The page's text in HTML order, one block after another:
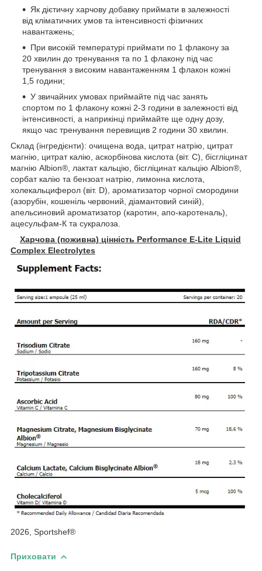
Як дієтичну харчову добавку приймати в залежності
від кліматичних умов та інтенсивності фізичних
навантажень;
При високій температурі приймати по 1 флакону за
20 хвилин до тренування та по 1 флакону під час
тренування з високим навантаженням 1 флакон кожні
1,5 години;
У звичайних умовах приймайте під час занять
спортом по 1 флакону кожні 2-3 години в залежності від
інтенсивності, а наприкінці приймайте ще одну дозу,
якщо час тренування перевищив 2 години 30 хвилин.
Склад (інгредієнти): очищена вода, цитрат натрію, цитрат
магнію, цитрат калію, аскорбінова кислота (віт. С), бісгліцинат
магнію Albion®, лактат кальцію, бісгліцинат кальцію Albion®,
сорбат калію та бензоат натрію, лимонна кислота,
холекальциферол (віт. D), ароматизатор чорної смородини
(азорубін, кошеніль червоний, діамантовий синій),
апельсиновий ароматизатор (каротин, апо-каротеналь),
ацесульфам-К та сукралоза.
Харчова (поживна) цінність Performance E-Lite Liquid
Complex Electrolytes
2026, Sportshef®
Приховати